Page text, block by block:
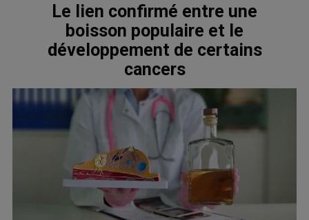
Le lien confirmé entre une
boisson populaire et le
développement de certains
cancers